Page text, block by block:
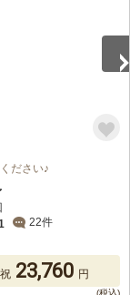
ださい♪
22件
23,760 円